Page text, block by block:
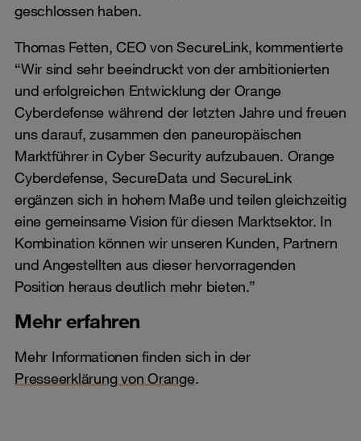
geschlossen haben.
Thomas Fetten, CEO von SecureLink, kommentierte
“Wir sind sehr beeindruckt von der ambitionierten
und erfolgreichen Entwicklung der Orange
Cyberdefense während der letzten Jahre und freuen
uns darauf, zusammen den paneuropäischen
Marktführer in Cyber Security aufzubauen. Orange
Cyberdefense, SecureData und SecureLink
ergänzen sich in hohem Maße und teilen gleichzeitig
eine gemeinsame Vision für diesen Marktsektor. In
Kombination können wir unseren Kunden, Partnern
und Angestellten aus dieser hervorragenden
Position heraus deutlich mehr bieten.”
Mehr erfahren
Mehr Informationen finden sich in der
Presseerklärung von Orange.